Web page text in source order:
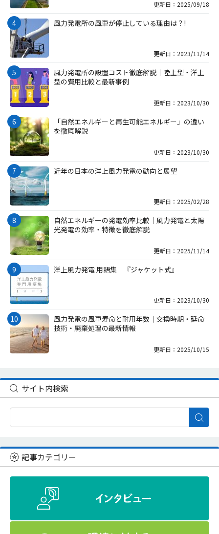
更新日：2025/09/18
風力発電所の風車が停止している理由は？!
更新日：2023/11/14
風力発電所の設置コスト徹底解説｜陸上型・洋上
型の費用比較と最新事例
更新日：2023/10/30
「自然エネルギーと再生可能エネルギー」の違い
を徹底解説
更新日：2023/10/30
近年の日本の洋上風力発電の動向と展望
更新日：2025/02/28
自然エネルギーの発電効率比較｜風力発電と太陽
光発電の効率・特徴を徹底解説
更新日：2025/11/14
洋上風力発電 用語集 『ジャケット式』
更新日：2023/10/30
風力発電の風車寿命と耐用年数｜交換時期・延命
技術・廃棄処理の最新情報
更新日：2025/10/15
サイト内検索
記事カテゴリー